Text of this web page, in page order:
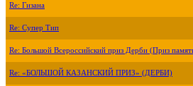
Re: Гизана
Re: Супер Тип
Re: Большой Всероссийский приз Дерби (Приз
Re: «БОЛЬШОЙ КАЗАНСКИЙ ПРИЗ» (ДЕРБИ)